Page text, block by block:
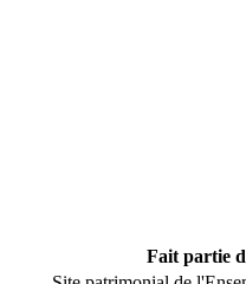
Fait partie